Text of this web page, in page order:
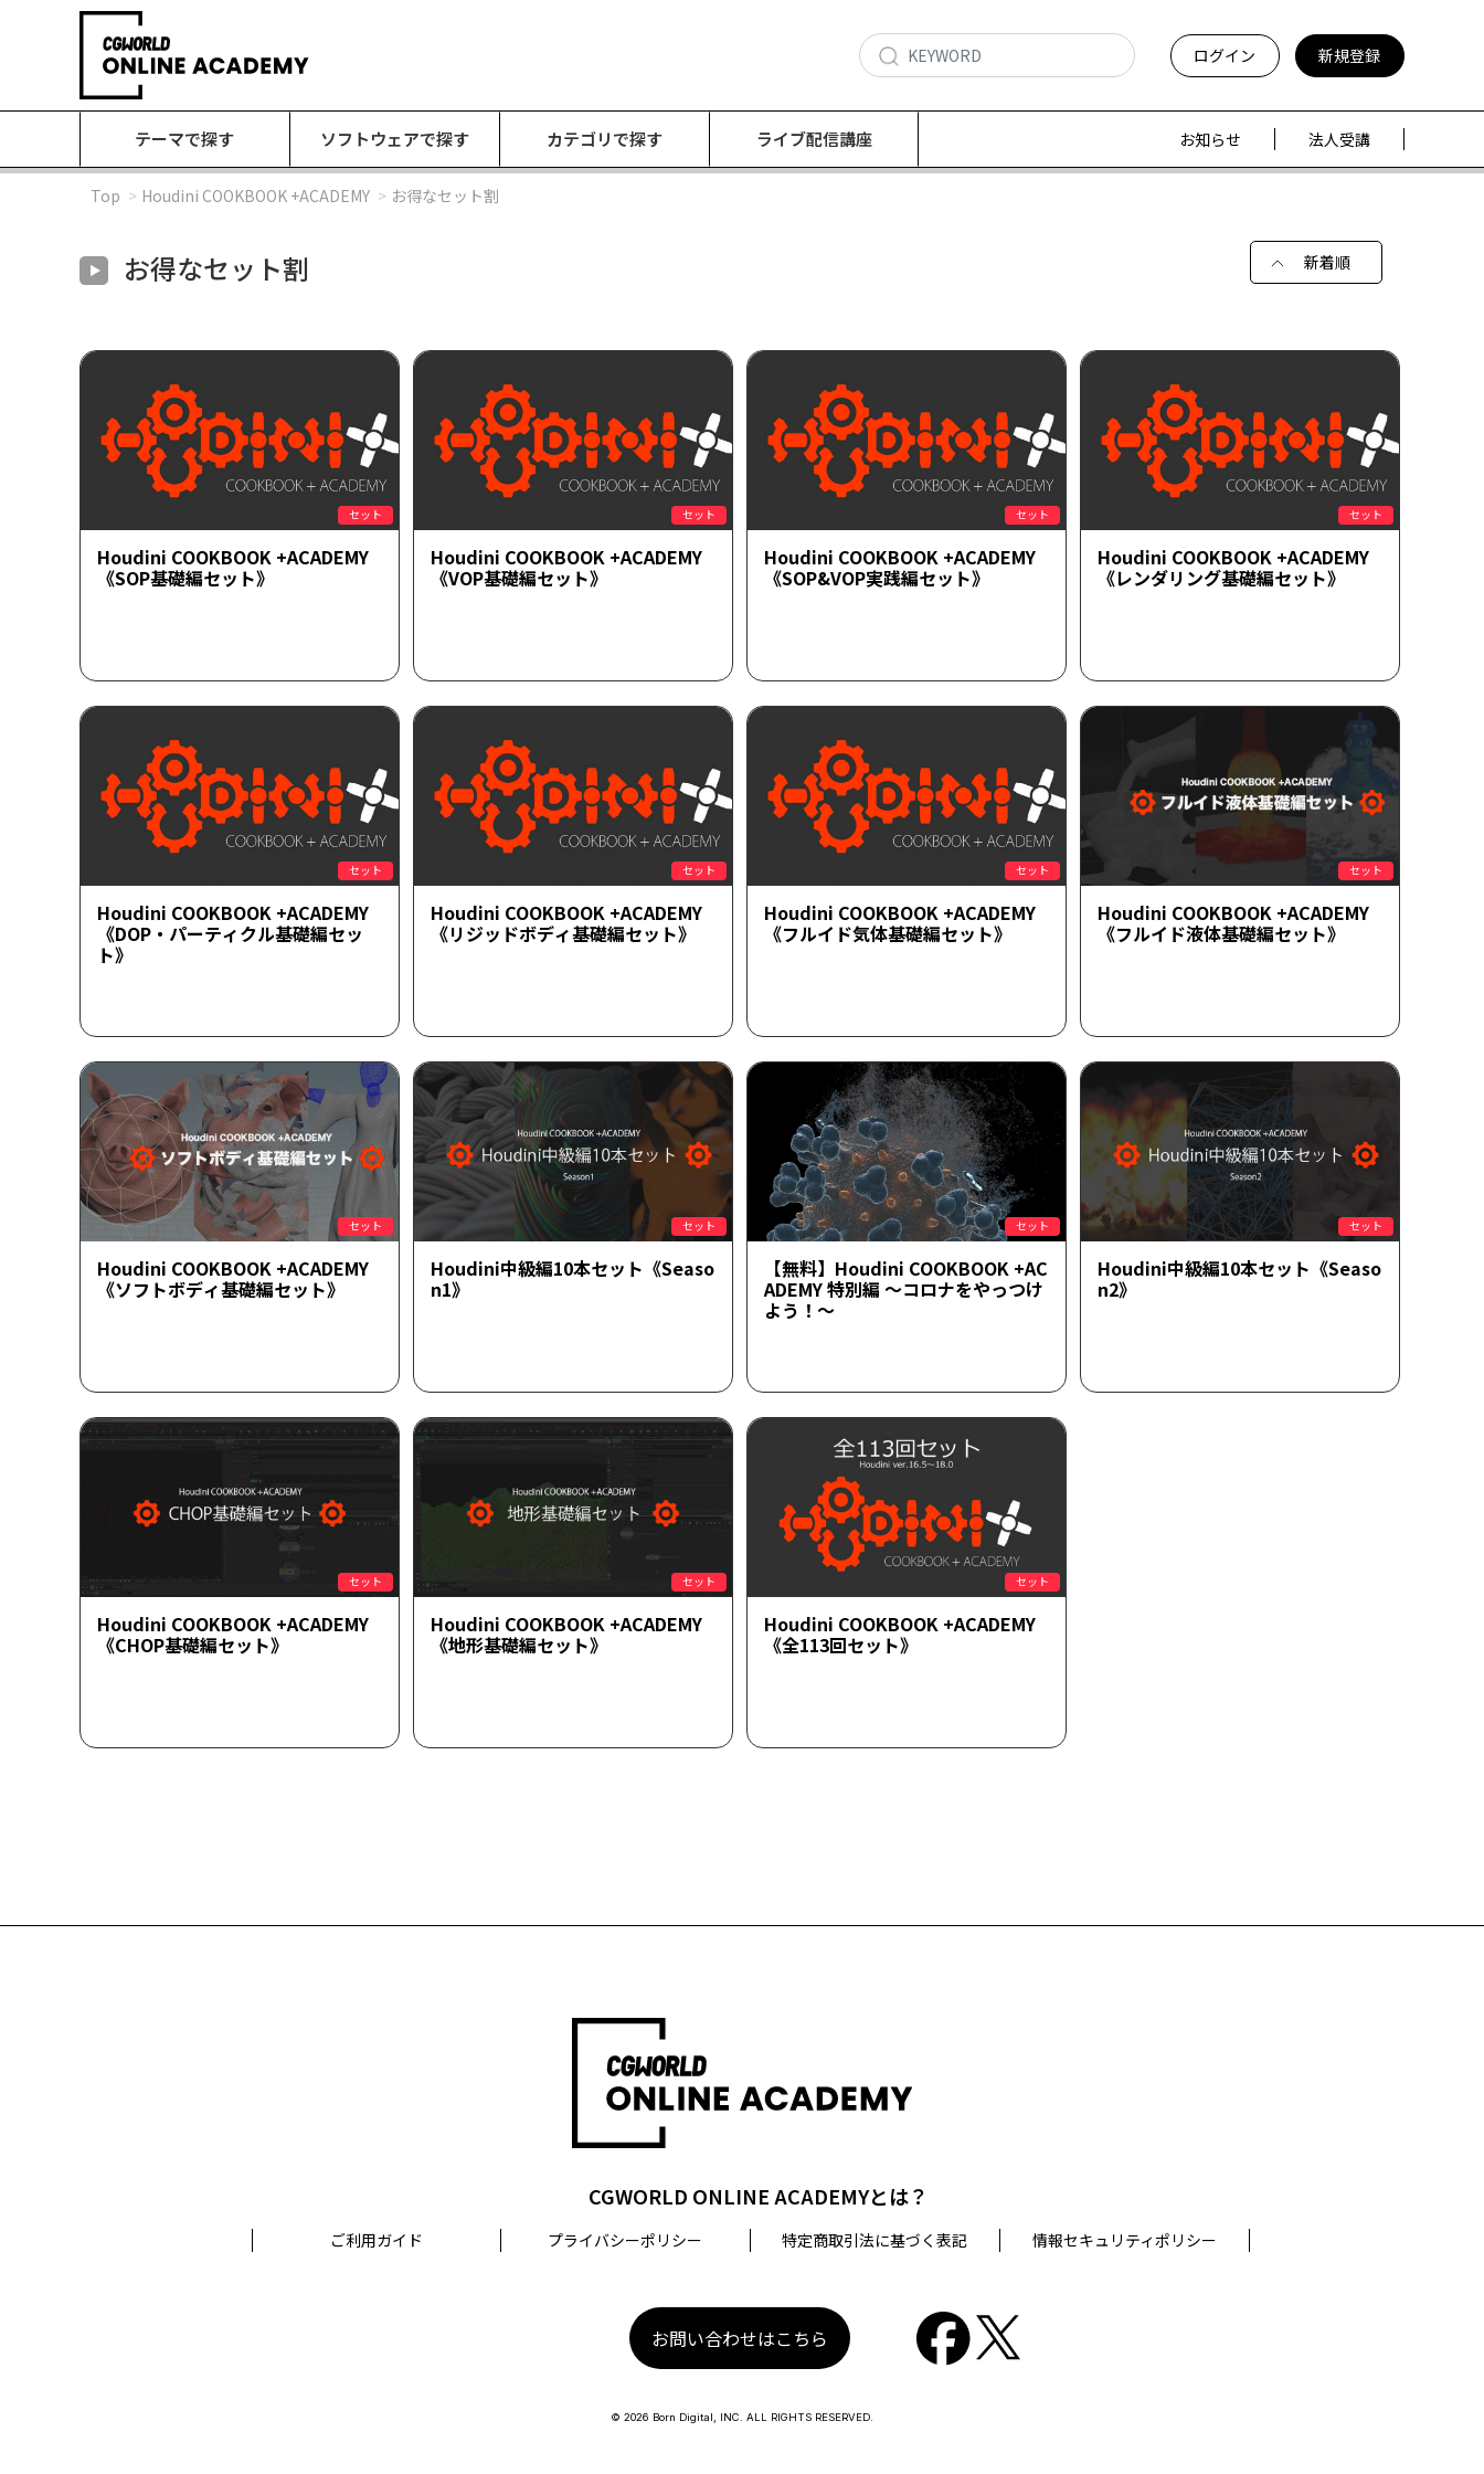
ログイン 新規登録
テーマで探す ソフトウェアで探す カテゴリで探す ライブ配信講座 お知らせ 法人受講
Top Houdini COOKBOOK +ACADEMY お得なセット割
お得なセット割 新着順
セット
Houdini COOKBOOK +ACADEMY
《SOP基礎編セット》
セット
Houdini COOKBOOK +ACADEMY
《VOP基礎編セット》
セット
Houdini COOKBOOK +ACADEMY
《SOP&VOP実践編セット》
セット
Houdini COOKBOOK +ACADEMY
《レンダリング基礎編セット》
セット
Houdini COOKBOOK +ACADEMY
《DOP・パーティクル基礎編セッ
ト》
セット
Houdini COOKBOOK +ACADEMY
《リジッドボディ基礎編セット》
セット
Houdini COOKBOOK +ACADEMY
《フルイド気体基礎編セット》
セット
Houdini COOKBOOK +ACADEMY
《フルイド液体基礎編セット》
セット
Houdini COOKBOOK +ACADEMY
《ソフトボディ基礎編セット》
セット
Houdini中級編10本セット《Seaso
n1》
セット
【無料】Houdini COOKBOOK +AC
ADEMY 特別編 ～コロナをやっつけ
よう！～
セット
Houdini中級編10本セット《Seaso
n2》
セット
Houdini COOKBOOK +ACADEMY
《CHOP基礎編セット》
セット
Houdini COOKBOOK +ACADEMY
《地形基礎編セット》
セット
Houdini COOKBOOK +ACADEMY
《全113回セット》
CGWORLD ONLINE ACADEMYとは？
ご利用ガイド プライバシーポリシー 特定商取引法に基づく表記 情報セキュリティポリシー
お問い合わせはこちら
© 2026 Born Digital, INC. ALL RIGHTS RESERVED.